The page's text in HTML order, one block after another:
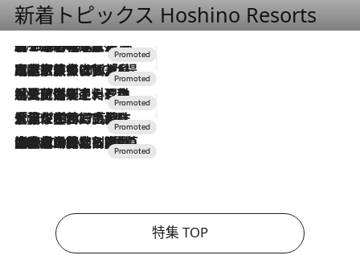
新着トピックス Hoshino Resorts
2026.8.7
【トンボの足水浴】ヒノキの香りに包まれて涼感マックス！約13℃の湧水かけ流しを避暑地「星野温泉 トンボの湯」で体験
2026.7.31
【ホテル帰省】という選択肢をOMOが提案。家族とほどよい距離を保つには「昼は実家、夜は気兼ねなくホテルで！」
2026.7.24
【夏限定ディナーコース】旬を迎える稚鮎や花ズッキーニなどをイタリア・トスカーナの郷土料理の手法で満喫！
2026.7.17
「土佐和ハーブかき氷」がOMO7高知に登場！生姜、山椒、大葉など目にも舌にも涼を呼ぶ郷土の味
2026.7.10
NEW OPEN！【界 草津】名湯の地に誕生。趣の異なる2種の温泉と上州ならではの会席・蕎麦割烹など美食を味わう究極の癒やし旅
特集 TOP